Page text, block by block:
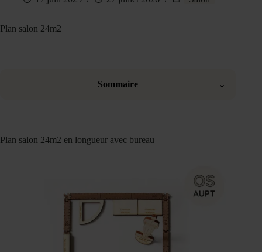
Plan salon 24m2
Sommaire ⌄
Plan salon 24m2 en longueur avec bureau